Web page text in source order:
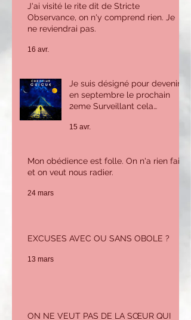
J'ai visité le rite dit de Stricte
Observance, on n'y comprend rien. Je
ne reviendrai pas.
16 avr.
Je suis désigné pour devenir
en septembre le prochain
2eme Surveillant cela
n'ai pas le savoir ni
15 avr.
Mon obédience est folle. On n'a rien fait
et on veut nous radier.
24 mars
EXCUSES AVEC OU SANS OBOLE ?
13 mars
ON NE VEUT PAS DE LA SŒUR QUI